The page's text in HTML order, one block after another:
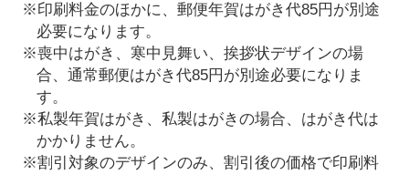
※印刷料金のほかに、郵便年賀はがき代85円が別途
必要になります。
※喪中はがき、寒中見舞い、挨拶状デザインの場
合、通常郵便はがき代85円が別途必要になりま
す。
※私製年賀はがき、私製はがきの場合、はがき代は
かかりません。
※割引対象のデザインのみ、割引後の価格で印刷料